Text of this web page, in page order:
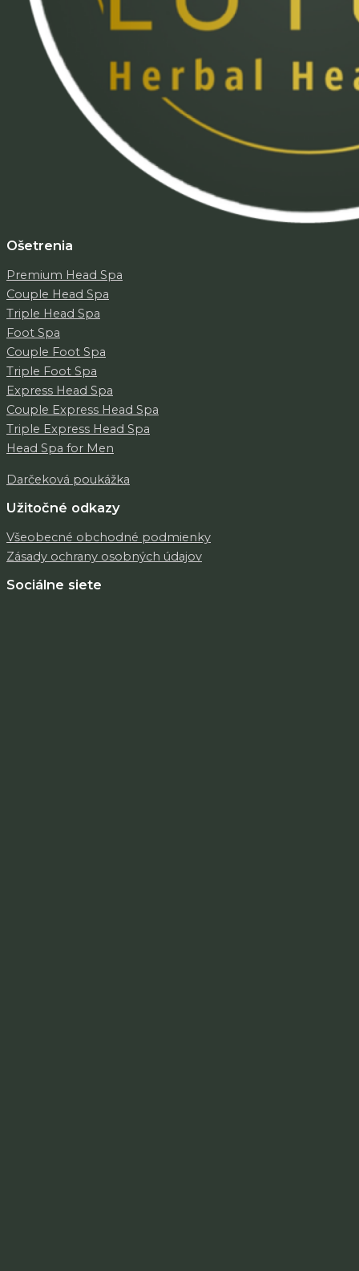
Ošetrenia
Premium Head Spa
Couple Head Spa
Triple Head Spa
Foot Spa
Couple Foot Spa
Triple Foot Spa
Express Head Spa
Couple Express Head Spa
Triple Express Head Spa
Head Spa for Men
Darčeková poukážka
Užitočné odkazy
Všeobecné obchodné podmienky
Zásady ochrany osobných údajov
Sociálne siete